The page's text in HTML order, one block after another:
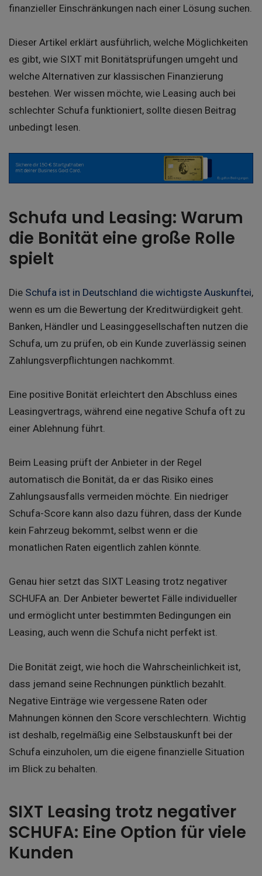
finanzieller Einschränkungen nach einer Lösung suchen.
Dieser Artikel erklärt ausführlich, welche Möglichkeiten
es gibt, wie SIXT mit Bonitätsprüfungen umgeht und
welche Alternativen zur klassischen Finanzierung
bestehen. Wer wissen möchte, wie Leasing auch bei
schlechter Schufa funktioniert, sollte diesen Beitrag
unbedingt lesen.
Schufa und Leasing: Warum
die Bonität eine große Rolle
spielt
Die Schufa ist in Deutschland die wichtigste Auskunftei,
wenn es um die Bewertung der Kreditwürdigkeit geht.
Banken, Händler und Leasinggesellschaften nutzen die
Schufa, um zu prüfen, ob ein Kunde zuverlässig seinen
Zahlungsverpflichtungen nachkommt.
Eine positive Bonität erleichtert den Abschluss eines
Leasingvertrags, während eine negative Schufa oft zu
einer Ablehnung führt.
Beim Leasing prüft der Anbieter in der Regel
automatisch die Bonität, da er das Risiko eines
Zahlungsausfalls vermeiden möchte. Ein niedriger
Schufa-Score kann also dazu führen, dass der Kunde
kein Fahrzeug bekommt, selbst wenn er die
monatlichen Raten eigentlich zahlen könnte.
Genau hier setzt das SIXT Leasing trotz negativer
SCHUFA an. Der Anbieter bewertet Fälle individueller
und ermöglicht unter bestimmten Bedingungen ein
Leasing, auch wenn die Schufa nicht perfekt ist.
Die Bonität zeigt, wie hoch die Wahrscheinlichkeit ist,
dass jemand seine Rechnungen pünktlich bezahlt.
Negative Einträge wie vergessene Raten oder
Mahnungen können den Score verschlechtern. Wichtig
ist deshalb, regelmäßig eine Selbstauskunft bei der
Schufa einzuholen, um die eigene finanzielle Situation
im Blick zu behalten.
SIXT Leasing trotz negativer
SCHUFA: Eine Option für viele
Kunden